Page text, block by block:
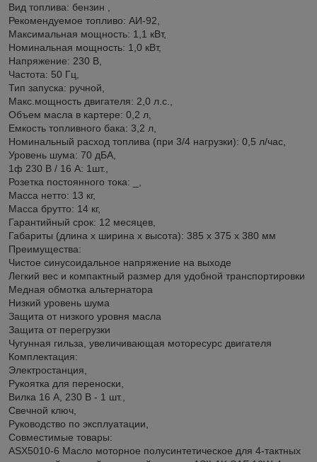
Вид топлива: бензин ,
Рекомендуемое топливо: АИ-92,
Максимальная мощность: 1,1 кВт,
Номинальная мощность: 1,0 кВт,
Напряжение: 230 В,
Частота: 50 Гц,
Тип запуска: ручной,
Макс.мощность двигателя: 2,0 л.с.,
Объем масла в картере: 0,2 л,
Емкость топливного бака: 3,2 л,
Номинальный расxод топлива (при 3/4 нагрузки): 0,5 л/час,
Уровень шума: 70 дБА,
1ф 230 В / 16 А: 1шт.,
Розетка постоянного тока: _,
Масса нетто: 13 кг,
Масса брутто: 14 кг,
Гарантийный срок: 12 месяцев,
Габариты (длина x ширина x высота): 385 х 375 х 380 мм
Преимущества:
Чистое синусоидальное напряжение на выходе
Легкий вес и компактный размер для удобной транспортировки
Медная обмотка альтернатора
Низкий уровень шума
Защита от низкого уровня масла
Защита от перегрузки
Чугунная гильза, увеличивающая моторесурс двигателя
Комплектация:
Электростанция,
Рукоятка для переноски,
Вилка 16 А, 230 В - 1 шт.,
Свечной ключ,
Руководство по эксплуатации,
Совместимые товары:
ASX5010-6 Масло моторное полусинтетическое для 4-тактных